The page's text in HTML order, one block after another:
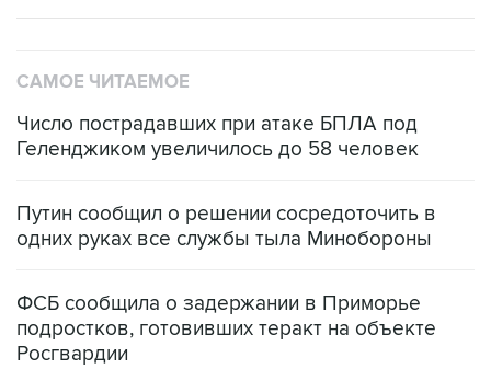
САМОЕ ЧИТАЕМОЕ
Число пострадавших при атаке БПЛА под
Геленджиком увеличилось до 58 человек
Путин сообщил о решении сосредоточить в
одних руках все службы тыла Минобороны
ФСБ сообщила о задержании в Приморье
подростков, готовивших теракт на объекте
Росгвардии